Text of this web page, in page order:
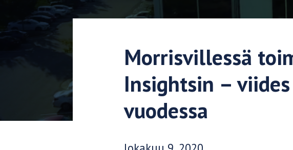
Morrisvillessä
Insightsin –
vuodessa
Julkaisupäivä: